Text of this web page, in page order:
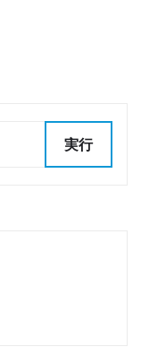
実行